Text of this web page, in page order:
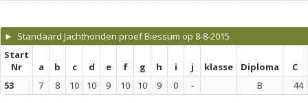
► Standaard Jachthonden proef Biessum op 8-8-2015
Start
Nr
a b c d e f g h i j klasse Diploma
C
53
7 8 10 10 9 10 10 9 0 - B 44